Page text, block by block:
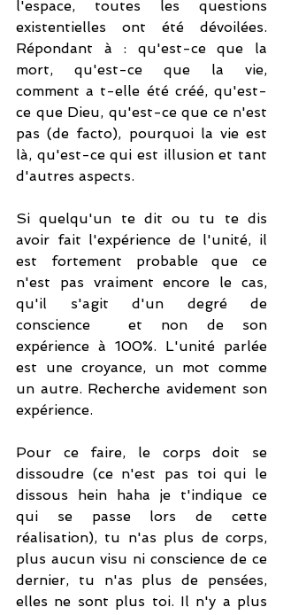
l'espace, toutes les questions
existentielles ont été dévoilées.
Répondant à : qu'est-ce que la
mort, qu'est-ce que la vie,
comment a t-elle été créé, qu'est-
ce que Dieu, qu'est-ce que ce n'est
pas (de facto), pourquoi la vie est
là, qu'est-ce qui est illusion et tant
d'autres aspects.
Si quelqu'un te dit ou tu te dis
avoir fait l'expérience de l'unité, il
est fortement probable que ce
n'est pas vraiment encore le cas,
qu'il s'agit d'un degré de
conscience  et non de son
expérience à 100%. L'unité parlée
est une croyance, un mot comme
un autre. Recherche avidement son
expérience.
Pour ce faire, le corps doit se
dissoudre (ce n'est pas toi qui le
dissous hein haha je t'indique ce
qui se passe lors de cette
réalisation), tu n'as plus de corps,
plus aucun visu ni conscience de ce
dernier, tu n'as plus de pensées,
elles ne sont plus toi. Il n'y a plus